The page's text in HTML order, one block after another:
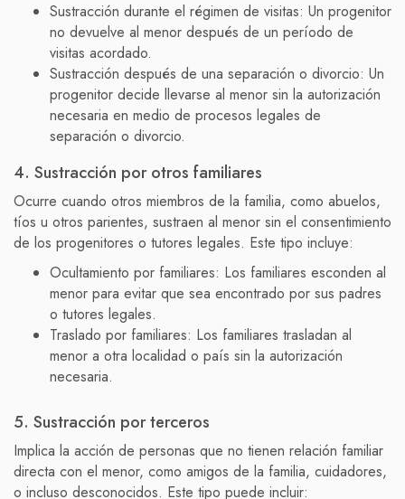
Sustracción durante el régimen de visitas: Un progenitor
no devuelve al menor después de un período de
visitas acordado.
Sustracción después de una separación o divorcio: Un
progenitor decide llevarse al menor sin la autorización
necesaria en medio de procesos legales de
separación o divorcio.
4. Sustracción por otros familiares
Ocurre cuando otros miembros de la familia, como abuelos,
tíos u otros parientes, sustraen al menor sin el consentimiento
de los progenitores o tutores legales. Este tipo incluye:
Ocultamiento por familiares: Los familiares esconden al
menor para evitar que sea encontrado por sus padres
o tutores legales.
Traslado por familiares: Los familiares trasladan al
menor a otra localidad o país sin la autorización
necesaria.
5. Sustracción por terceros
Implica la acción de personas que no tienen relación familiar
directa con el menor, como amigos de la familia, cuidadores,
o incluso desconocidos. Este tipo puede incluir: